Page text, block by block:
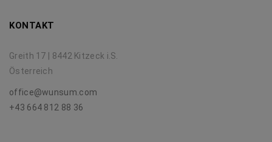
KONTAKT
Greith 17 | 8442 Kitzeck i.S.
Österreich
office@wunsum.com
+43 664 812 88 36